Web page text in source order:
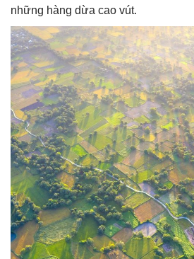
những hàng dừa cao vút.